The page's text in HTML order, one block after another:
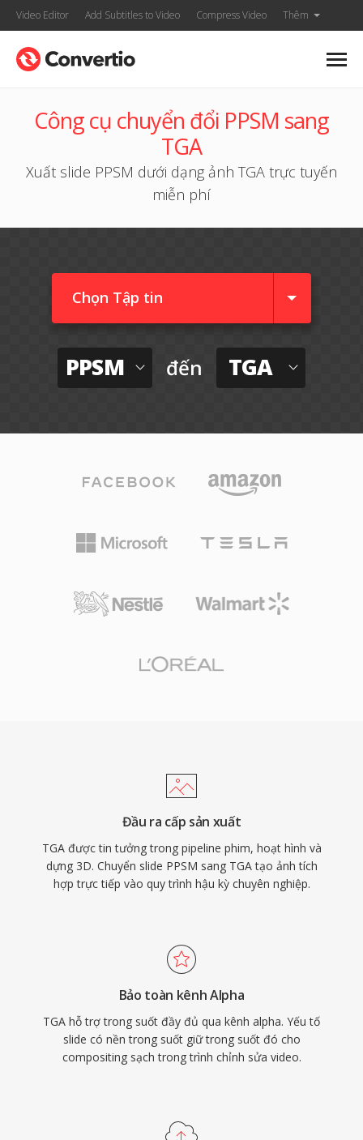
Video Editor Add Subtitles to Video Compress Video Thêm
Công cụ chuyển đổi PPSM sang
TGA
Xuất slide PPSM dưới dạng ảnh TGA trực tuyến
miễn phí
Chọn Tập tin
PPSM đến TGA
Đầu ra cấp sản xuất
TGA được tin tưởng trong pipeline phim, hoạt hình và
dựng 3D. Chuyển slide PPSM sang TGA tạo ảnh tích
hợp trực tiếp vào quy trình hậu kỳ chuyên nghiệp.
Bảo toàn kênh Alpha
TGA hỗ trợ trong suốt đầy đủ qua kênh alpha. Yếu tố
slide có nền trong suốt giữ trong suốt đó cho
compositing sạch trong trình chỉnh sửa video.